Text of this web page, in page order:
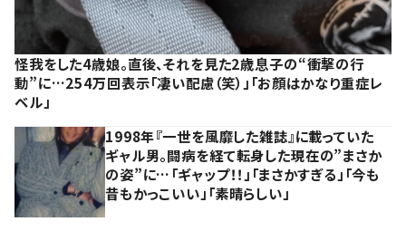
怪我をした4歳娘。直後、それを見た2歳息子の“衝撃の行
動”に…254万回表示「凄い配慮（笑）」「お顔はかなり重症レ
ベル」
1998年『一世を風靡した雑誌』に載っていた
ギャル男。闘病を経て転身した現在の”まさか
の姿”に…「ギャップ！！」「まさかすぎる」「今も
昔もかっこいい」「素晴らしい」